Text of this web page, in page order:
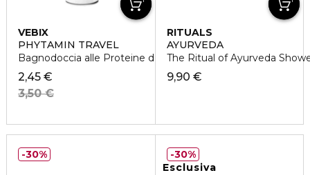
VEBIX
PHYTAMIN TRAVEL
Bagnodoccia alle Proteine del Latte
2,45 €
3,50 €
RITUALS
AYURVEDA
The Ritual of Ayurveda
9,90 €
30%
Esclusiva
30%